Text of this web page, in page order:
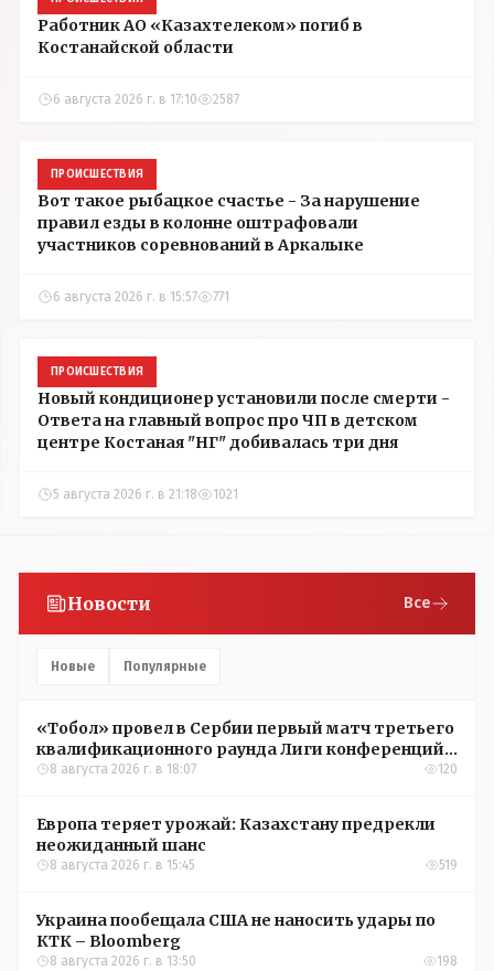
Работник АО «Казахтелеком» погиб в
Костанайской области
6 августа 2026 г. в 17:10 2587
ПРОИСШЕСТВИЯ
Вот такое рыбацкое счастье - За нарушение
правил езды в колонне оштрафовали
участников соревнований в Аркалыке
6 августа 2026 г. в 15:57 771
ПРОИСШЕСТВИЯ
Новый кондиционер установили после смерти -
Ответа на главный вопрос про ЧП в детском
центре Костаная "НГ" добивалась три дня
5 августа 2026 г. в 21:18 1021
Новости Все
Новые Популярные
«Тобол» провел в Сербии первый матч третьего
квалификационного раунда Лиги конференций
УЕФА
8 августа 2026 г. в 18:07 120
Европа теряет урожай: Казахстану предрекли
неожиданный шанс
8 августа 2026 г. в 15:45 519
Украина пообещала США не наносить удары по
КТК – Bloomberg
8 августа 2026 г. в 13:50 198